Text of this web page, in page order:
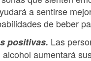
a sentirse
de beber
positivas. Las
aumentará